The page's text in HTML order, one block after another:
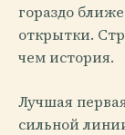
гораздо
открытки.
чем история.
Лучшая
сильной